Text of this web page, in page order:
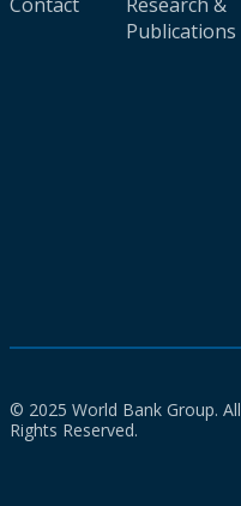
Publications
© 2025 World Bank Group. All
Rights Reserved.